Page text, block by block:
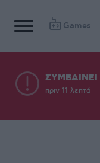
Games
πριν 11 λεπτά